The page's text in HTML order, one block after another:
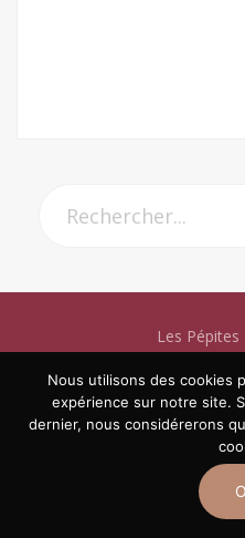
Les
on
Nous utilisons des cookies
expérience sur notre site.
dernier, nous considérerons